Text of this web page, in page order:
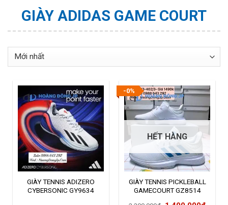
GIÀY ADIDAS GAME COURT
GIÀY TENNIS ADIZERO
CYBERSONIC GY9634
-0%
HẾT HÀNG
GIÀY TENNIS PICKLEBALL
GAMECOURT GZ8514